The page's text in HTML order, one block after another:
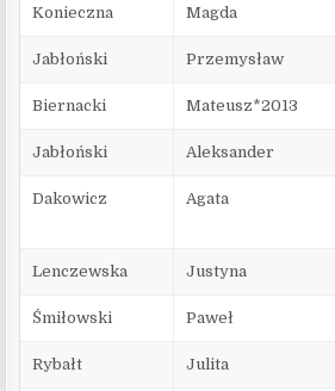
Konieczna Magda
Jabłoński Przemysław
Biernacki Mateusz*2013
Jabłoński Aleksander
Dakowicz Agata
Lenczewska Justyna
Śmiłowski Paweł
Rybałt Julita